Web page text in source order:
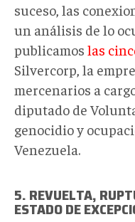
suceso, las
un análisis de lo
publicamos las
Silvercorp, la
mercenarios a
diputado de
genocidio y
Venezuela.
5. REVUELTA,
ESTADO DE